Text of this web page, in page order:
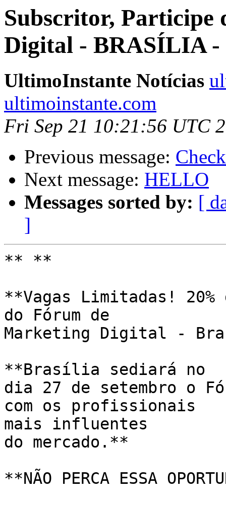
Subscritor, Participe
Digital - BRASÍLIA -
UltimoInstante Notícias
ultimoinstante.com
Fri Sep 21 10:21:56 UTC
Previous message:
Next message: HELLO
Messages sorted by: [
]
** **
**Vagas Limitadas!
do Fórum de
Marketing Digital -
**Brasília sediará no
dia 27 de setembro o
com os profissionais
mais influentes
do mercado.**
**NÃO PERCA ESSA